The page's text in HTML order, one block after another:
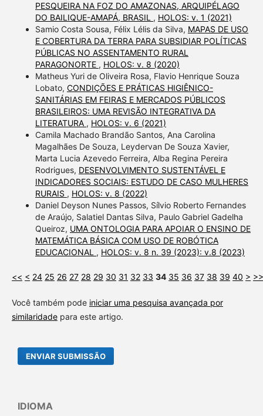
PESQUEIRA NA FOZ DO AMAZONAS, ARQUIPÉLAGO
DO BAILIQUE-AMAPÁ, BRASIL , HOLOS: v. 1 (2021)
Samio Costa Sousa, Félix Lélis da Silva, MAPAS DE USO
E COBERTURA DA TERRA PARA SUBSIDIAR POLÍTICAS
PÚBLICAS NO ASSENTAMENTO RURAL
PARAGONORTE , HOLOS: v. 8 (2020)
Matheus Yuri de Oliveira Rosa, Flavio Henrique Souza
Lobato, CONDIÇÕES E PRÁTICAS HIGIÊNICO-
SANITÁRIAS EM FEIRAS E MERCADOS PÚBLICOS
BRASILEIROS: UMA REVISÃO INTEGRATIVA DA
LITERATURA , HOLOS: v. 6 (2021)
Camila Machado Brandão Santos, Ana Carolina
Magalhães De Souza, Leydervan De Souza Xavier,
Marta Lucia Azevedo Ferreira, Alba Regina Pereira
Rodrigues, DESENVOLVIMENTO SUSTENTÁVEL E
INDICADORES SOCIAIS: ESTUDO DE CASO MULHERES
RURAIS , HOLOS: v. 8 (2022)
Daniel Deyson Nunes Passos, Sílvio Roberto Fernandes
de Araújo, Salatiel Dantas Silva, Paulo Gabriel Gadelha
Queiroz, UMA ONTOLOGIA PARA APOIAR O ENSINO DE
MATEMÁTICA BÁSICA COM USO DE ROBÓTICA
EDUCACIONAL , HOLOS: v. 8 n. 39 (2023): v.8 (2023)
<< < 24 25 26 27 28 29 30 31 32 33 34 35 36 37 38 39 40 > >>
Você também pode iniciar uma pesquisa avançada por
similaridadepara este artigo.
ENVIAR SUBMISSÃO
IDIOMA